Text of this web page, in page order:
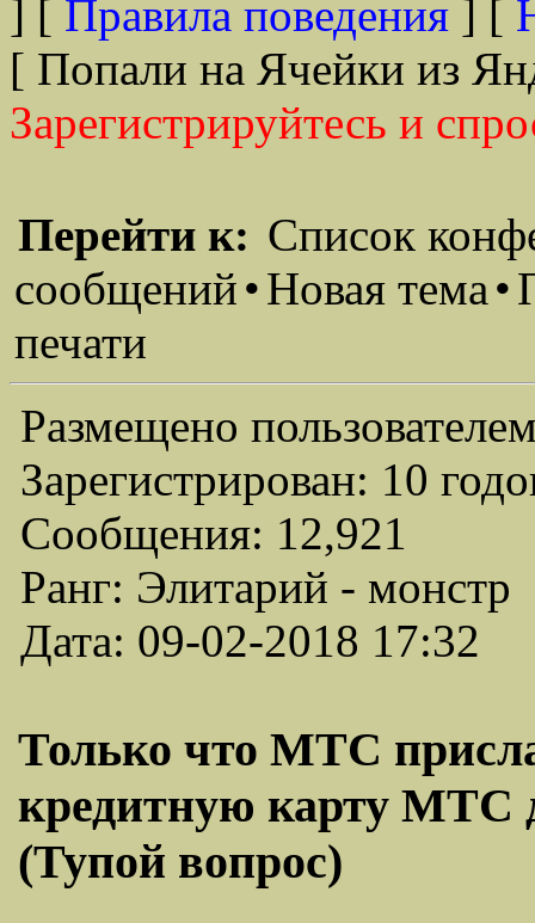
] [ Правила поведения ] [
[ Попали на Ячейки из
Зарегистрируйтесь и
Перейти к: Список
сообщений•Новая тема•
печати
Размещено
Зарегистрирован: 10
Сообщения: 12,921
Ранг: Элитарий - монстр
Дата: 09-02-2018 17:32
Только что МТС
кредитную карту МТС
(Тупой вопрос)